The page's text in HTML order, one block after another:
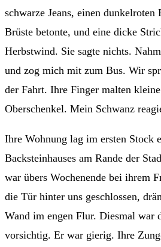
schwarze Jeans, einen dunkelroten
Brüste betonte, und eine dicke
Herbstwind. Sie sagte nichts.
und zog mich mit zum Bus. Wir
der Fahrt. Ihre Finger malten
Oberschenkel. Mein Schwanz
Ihre Wohnung lag im ersten Stock
Backsteinhauses am Rande der
war übers Wochenende bei ihrem
die Tür hinter uns geschlossen,
Wand im engen Flur. Diesmal war
vorsichtig. Er war gierig. Ihre